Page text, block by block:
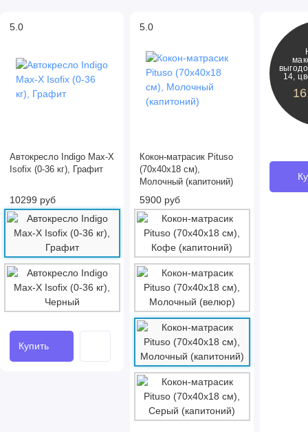
5.0
Автокресло Indigo Max-X
Isofix (0-36 кг), Графит
10299 руб
Купить
5.0
Кокон-матрасик Pituso
(70x40x18 см),
Молочный (капитоний)
5900 руб
14,